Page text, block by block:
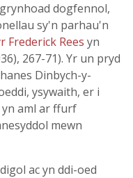
dogfennol,
sy'n parhau'n
Frederick Rees yn
267-71). Yr un pryd
Dinbych-y-
ysywaith, er i
aml ar ffurf
mewn
ac yn ddi-oed